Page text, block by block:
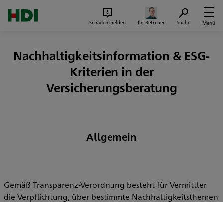
Schaden melden Ihr Betreuer Suche Menü
Nachhaltigkeitsinformation & ESG-
Kriterien in der
Versicherungsberatung
Allgemein
Gemäß Transparenz-Verordnung besteht für Vermittler
die Verpflichtung, über bestimmte Nachhaltigkeitsthemen